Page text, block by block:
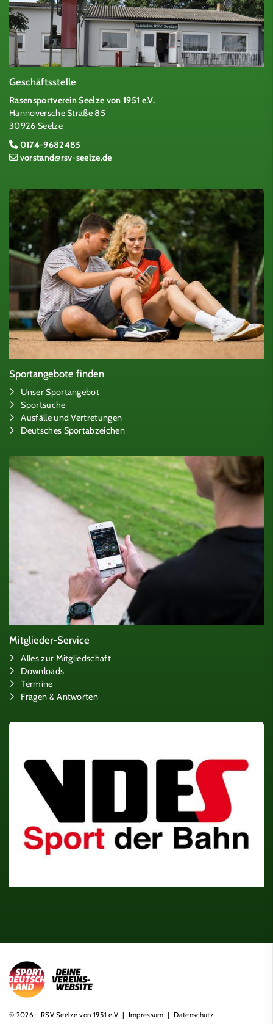
Geschäftsstelle
Rasensportverein Seelze von 1951 e.V.
Hannoversche Straße 85
30926 Seelze
0174-9682485
vorstand@rsv-seelze.de
Sportangebote finden
Unser Sportangebot
Sportsuche
Ausfälle und Vertretungen
Deutsches Sportabzeichen
Mitglieder-Service
Alles zur Mitgliedschaft
Downloads
Termine
Fragen & Antworten
© 2026 - RSV Seelze von 1951 e.V | Impressum | Datenschutz